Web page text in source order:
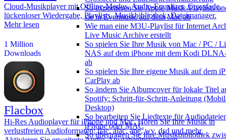
So exportieren Sie Apple Music-Playlists
sie in Evermusic auf dem Mac ab
Wie man eine M3U-Playlist für Internet
Live Music Archive erstellt
So spielen Sie Ihre Musik von Mac / PC /
NAS auf dem iPhone mit dem Kodi
ab
So spielen Sie Ihre eigene Musik auf dem
CarPlay ab
So ändern Sie Albumcover für lokale Titel
Spotify: Schritt-für-Schritt-Anleitung
Desktop)
So bearbeiten Sie Liedtexte für
iPhone oder MAC
So übertragen Sie Ihre Musikbibliothek
Cloud-Musikplayer mit Offline-Modus, Audio-Equalizer, Crossfade,
lückenloser Wiedergabe, Playlists, Musikbibliothek, Dateimanager.
Mehr lesen
Flacbox
Hi-Res Audioplayer für iPhone und Mac. Hören Sie Ihre Musik in
verlustfreien Audioformaten: flac, alac, ape, wv, dsd und mehr.
1 Million
Downloads